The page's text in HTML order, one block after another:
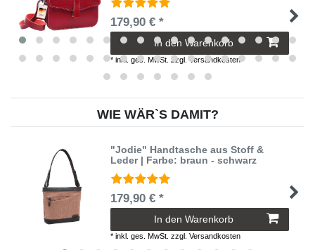
179,90 € *
In den Warenkorb
*inkl. ges. MwSt. zzgl.Versandkosten
WIE WÄR`S DAMIT?
"Jodie" Handtasche aus Stoff &
Leder | Farbe: braun - schwarz
179,90 € *
In den Warenkorb
*inkl. ges. MwSt. zzgl.Versandkosten